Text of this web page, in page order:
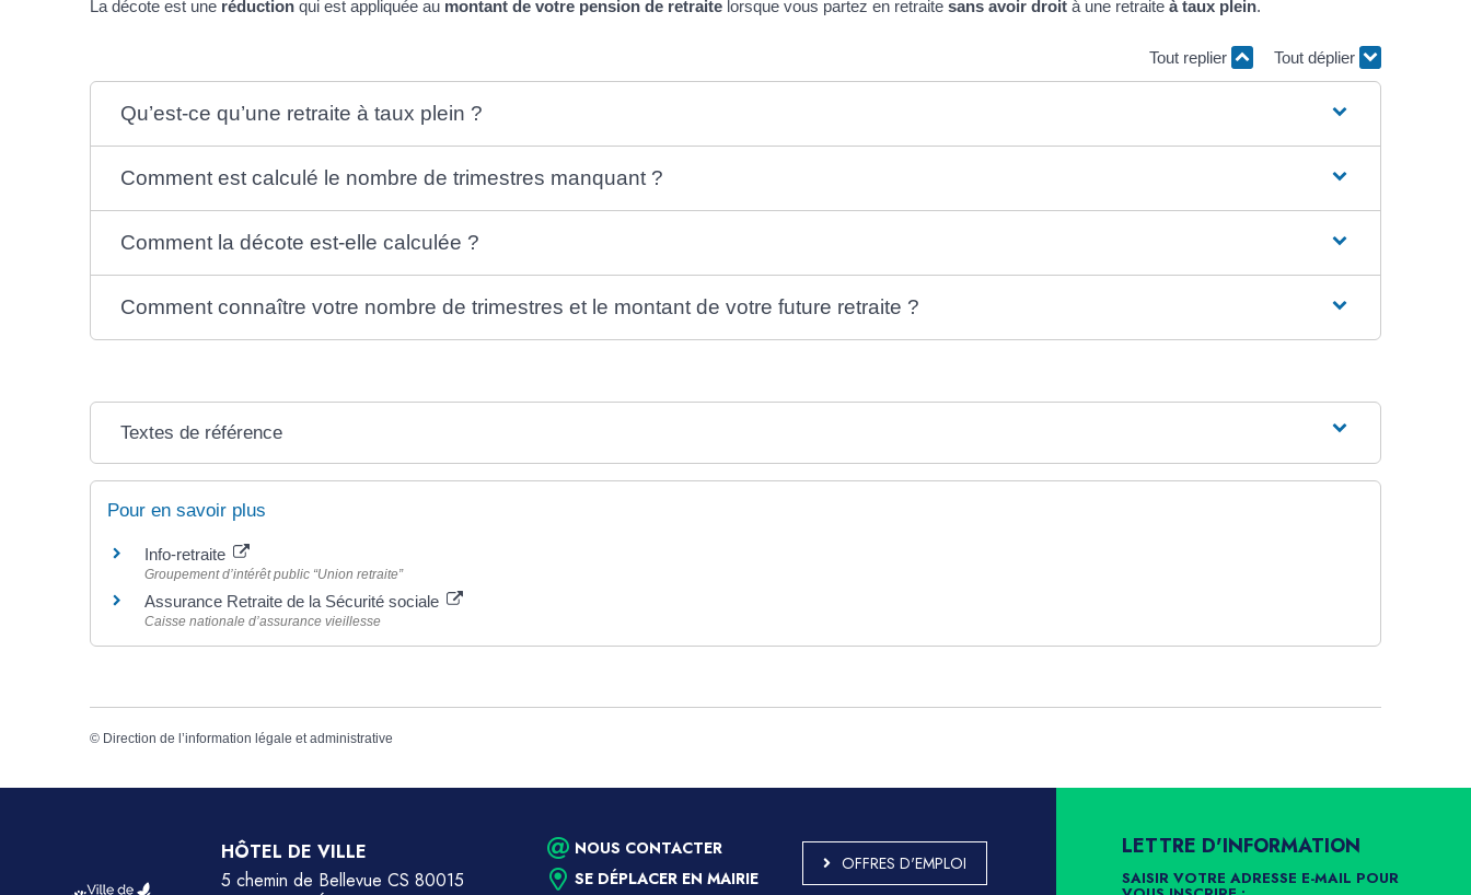
La décote est une réduction qui est appliquée au montant de votre pension de retraite lorsque vous partez en retraite sans avoir droit à une retraite à taux plein.
Tout replier Tout déplier
Qu’est-ce qu’une retraite à taux plein ?
Comment est calculé le nombre de trimestres manquant ?
Comment la décote est-elle calculée ?
Comment connaître votre nombre de trimestres et le montant de votre future retraite ?
Textes de référence
Pour en savoir plus
Info-retraite
Groupement d’intérêt public “Union retraite”
Assurance Retraite de la Sécurité sociale
Caisse nationale d’assurance vieillesse
© Direction de l’information légale et administrative
HÔTEL DE VILLE
5 chemin de Bellevue CS 80015
NOUS CONTACTER
SE DÉPLACER EN MAIRIE
OFFRES D'EMPLOI
LETTRE D'INFORMATION
SAISIR VOTRE ADRESSE E-MAIL POUR